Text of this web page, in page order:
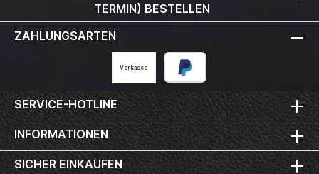
TERMIN) BESTELLEN
ZAHLUNGSARTEN
Vorkasse
SERVICE-HOTLINE
INFORMATIONEN
SICHER EINKAUFEN